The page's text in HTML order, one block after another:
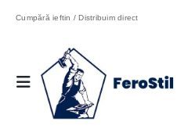
Cumpără ieftin / Distribuim direct